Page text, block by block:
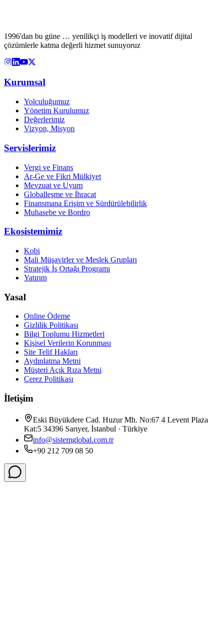
1996'dan bu güne … yenilikçi iş modelleri ve inovatif dijital
çözümlerle katma değerli hizmet sunuyoruz
Kurumsal
Yolculuğumuz
Yönetim Kurulumuz
Değerlerimiz
Vizyon, Misyon
Servislerimiz
Vergi ve Finans
Ar-Ge ve Fikri Mülkiyet
Mevzuat ve Uyum
Globalleşme ve İhracat
Finansmana Erişim ve Sürdürülebilirlik
Muhasebe ve Bordro
Ekosistemimiz
Kobi
Mali Müşavirler ve Meslek Grupları
Stratejik İş Ortağı Programı
Yatırım
Yasal
Online Ödeme
Gizlilik Politikası
Bilgi Toplumu Hizmetleri
Kişisel Verilerin Korunması
Site Telif Hakları
Aydınlatma Metni
Müşteri Açık Rıza Metni
Çerez Politikası
İletişim
Eski Büyükdere Cad. Huzur Mh. No:67 4 Levent Plaza
Kat:5 34396 Sarıyer, İstanbul · Türkiye
info@sistemglobal.com.tr
+90 212 709 08 50